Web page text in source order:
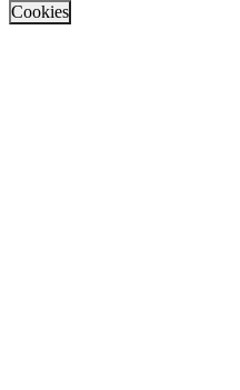
Cookies